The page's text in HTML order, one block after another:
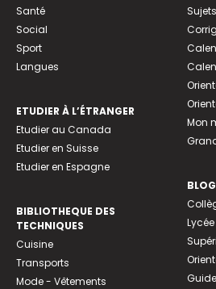
Santé
Social
Sport
Langues
ETUDIER À L’ÉTRANGER
Etudier au Canada
Etudier en Suisse
Etudier en Espagne
BIBLIOTHEQUE DES
TECHNIQUES
Cuisine
Transports
Mode - Vêtements
Mon
BLOG
Lycée